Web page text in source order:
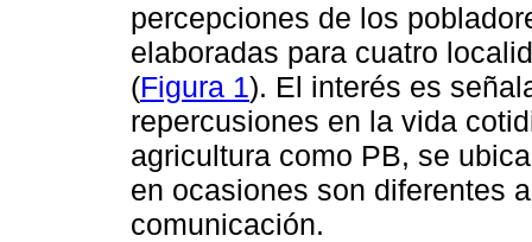
percepciones de los
elaboradas para cuatro
(Figura 1). El interés es
repercusiones en la vida
agricultura como PB, se
en ocasiones son diferentes
comunicación.